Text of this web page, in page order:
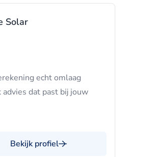
Solar
echt omlaag
dat past bij jouw
Bekijk profiel